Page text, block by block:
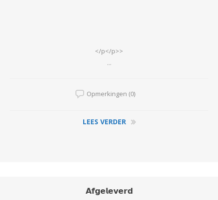
</p</p>>
...
Opmerkingen (0)
LEES VERDER
𝗔𝗳𝗴𝗲𝗹𝗲𝘃𝗲𝗿𝗱